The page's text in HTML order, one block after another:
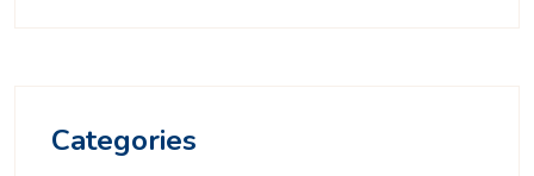
Categories